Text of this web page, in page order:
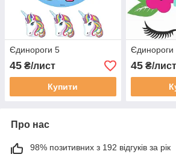
Єдинороги 5
45 ₴/лист
Купити
Єдинороги
45₴/лист
Про нас
98% позитивних з 192 відгуків за рік